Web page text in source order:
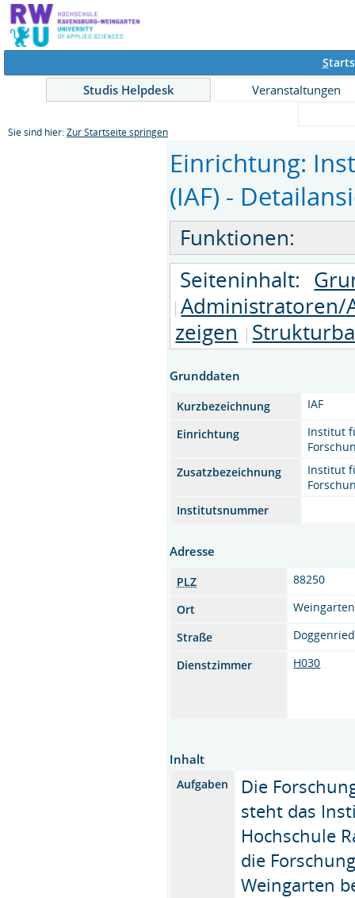
S
Studis Helpdesk
Veranstaltungen
Sie sind hier: Zur Startseite springen
Einrichtung:
(IAF) -
Funktionen:
Seiteninhalt:
zeigen
Grunddaten
Kurzbezeichnung
IAF
Einrichtung
Institut
Zusatzbezeichnung
Institut
Institutsnummer
Adresse
PLZ
88250
Ort
Weingarten
Straße
Dienstzimmer
H030
Inhalt
Aufgaben
Die
steht das
Hochschule
die
Weingarten